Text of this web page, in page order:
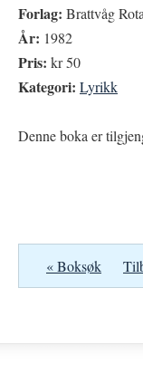
Forlag: Brattvåg
År: 1982
Pris: kr 50
Kategori: Lyrikk
Denne boka er
« Boksøk